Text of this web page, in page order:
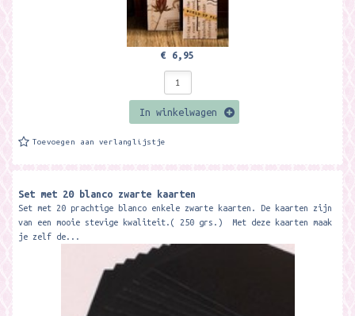
€ 6,95
In winkelwagen
Toevoegen aan verlanglijstje
Set met 20 blanco zwarte kaarten
Set met 20 prachtige blanco enkele zwarte kaarten. De kaarten zijn
van een mooie stevige kwaliteit.( 250 grs.) Met deze kaarten maak
je zelf de...